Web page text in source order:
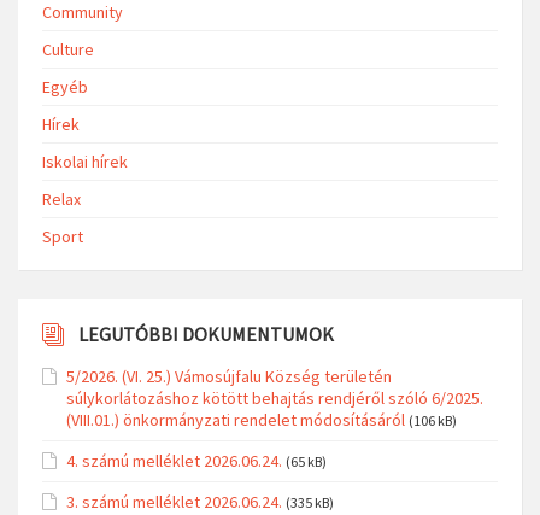
Community
Culture
Egyéb
Hírek
Iskolai hírek
Relax
Sport
LEGUTÓBBI DOKUMENTUMOK
5/2026. (VI. 25.) Vámosújfalu Község területén
súlykorlátozáshoz kötött behajtás rendjéről szóló 6/2025.
(VIII.01.) önkormányzati rendelet módosításáról (106 kB)
4. számú melléklet 2026.06.24. (65 kB)
3. számú melléklet 2026.06.24. (335 kB)